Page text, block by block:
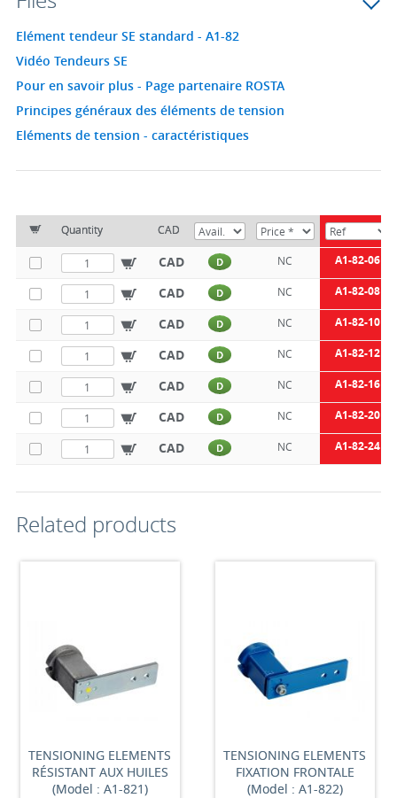
Elément tendeur SE standard - A1-82
Vidéo Tendeurs SE
Pour en savoir plus - Page partenaire ROSTA
Principes généraux des éléments de tension
Eléments de tension - caractéristiques
Quantity CAD
CAD D NC A1-82-06
CAD D NC A1-82-08
CAD D NC A1-82-10
CAD D NC A1-82-12
CAD D NC A1-82-16
CAD D NC A1-82-20
CAD D NC A1-82-24
Related products
TENSIONING ELEMENTS
RÉSISTANT AUX HUILES
(Model : A1-821)
TENSIONING ELEMENTS
FIXATION FRONTALE
(Model : A1-822)